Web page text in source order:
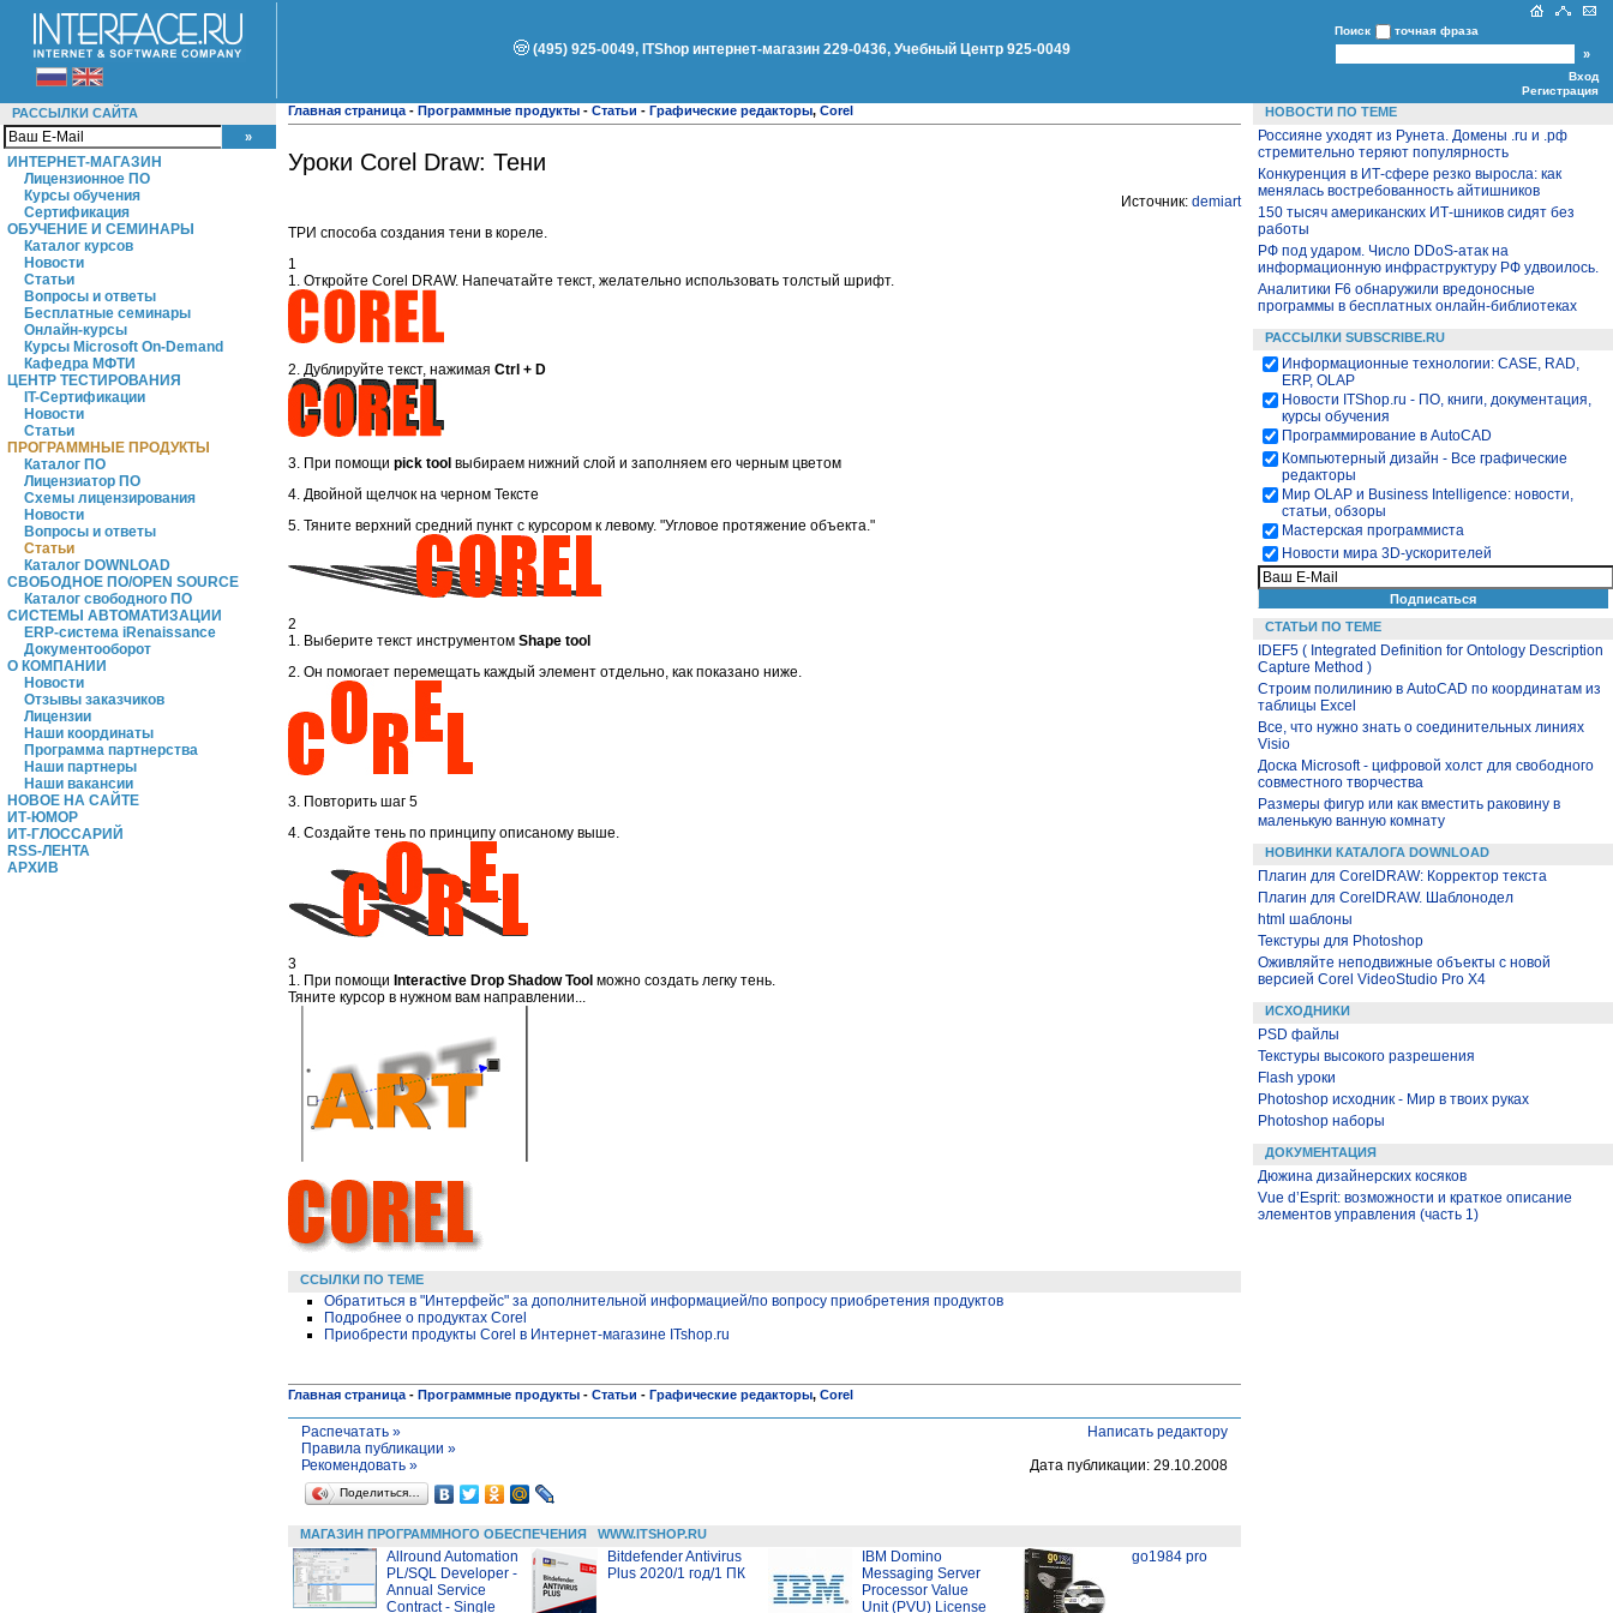
(495) 925-0049, ITShop интернет-магазин 229-0436, Учебный Центр 925-0049
Поиск точная фраза
Вход
Регистрация
РАССЫЛКИ САЙТА
ИНТЕРНЕТ-МАГАЗИН
Лицензионное ПО
Курсы обучения
Сертификация
ОБУЧЕНИЕ И СЕМИНАРЫ
Каталог курсов
Новости
Статьи
Вопросы и ответы
Бесплатные семинары
Онлайн-курсы
Курсы Microsoft On-Demand
Кафедра МФТИ
ЦЕНТР ТЕСТИРОВАНИЯ
IT-Сертификации
Новости
Статьи
ПРОГРАММНЫЕ ПРОДУКТЫ
Каталог ПО
Лицензиатор ПО
Схемы лицензирования
Новости
Вопросы и ответы
Статьи
Каталог DOWNLOAD
СВОБОДНОЕ ПО/OPEN SOURCE
Каталог свободного ПО
СИСТЕМЫ АВТОМАТИЗАЦИИ
ERP-система iRenaissance
Документооборот
О КОМПАНИИ
Новости
Отзывы заказчиков
Лицензии
Наши координаты
Программа партнерства
Наши партнеры
Наши вакансии
НОВОЕ НА САЙТЕ
ИТ-ЮМОР
ИТ-ГЛОССАРИЙ
RSS-ЛЕНТА
АРХИВ
Главная страница - Программные продукты - Статьи - Графические редакторы, Corel
Уроки Corel Draw: Тени
Источник: demiart
ТРИ способа создания тени в кореле.
1
1. Откройте Corel DRAW. Напечатайте текст, желательно использовать толстый шрифт.
2. Дублируйте текст, нажимая Ctrl + D
3. При помощи pick tool выбираем нижний слой и заполняем его черным цветом
4. Двойной щелчок на черном Тексте
5. Тяните верхний средний пункт с курсором к левому. "Угловое протяжение объекта."
2
1. Выберите текст инструментом Shape tool
2. Он помогает перемещать каждый элемент отдельно, как показано ниже.
3. Повторить шаг 5
4. Создайте тень по принципу описаному выше.
3
1. При помощи Interactive Drop Shadow Tool можно создать легку тень.
Тяните курсор в нужном вам направлении...
ССЫЛКИ ПО ТЕМЕ
Обратиться в "Интерфейс" за дополнительной информацией/по вопросу приобретения продуктов
Подробнее о продуктах Corel
Приобрести продукты Corel в Интернет-магазине ITshop.ru
Главная страница - Программные продукты - Статьи - Графические редакторы, Corel
Распечатать »
Правила публикации »
Написать редактору
Рекомендовать »
Дата публикации: 29.10.2008
Поделиться…
МАГАЗИН ПРОГРАММНОГО ОБЕСПЕЧЕНИЯ WWW.ITSHOP.RU
Allround Automation
PL/SQL Developer -
Annual Service
Contract - Single
Bitdefender Antivirus
Plus 2020/1 год/1 ПК
IBM Domino
Messaging Server
Processor Value
Unit (PVU) License
go1984 pro
НОВОСТИ ПО ТЕМЕ
Россияне уходят из Рунета. Домены .ru и .рф
стремительно теряют популярность
Конкуренция в ИТ-сфере резко выросла: как
менялась востребованность айтишников
150 тысяч американских ИТ-шников сидят без
работы
РФ под ударом. Число DDoS-атак на
информационную инфраструктуру РФ удвоилось.
Аналитики F6 обнаружили вредоносные
программы в бесплатных онлайн-библиотеках
РАССЫЛКИ SUBSCRIBE.RU
Информационные технологии: CASE, RAD,
ERP, OLAP
Новости ITShop.ru - ПО, книги, документация,
курсы обучения
Программирование в AutoCAD
Компьютерный дизайн - Все графические
редакторы
Мир OLAP и Business Intelligence: новости,
статьи, обзоры
Мастерская программиста
Новости мира 3D-ускорителей
СТАТЬИ ПО ТЕМЕ
IDEF5 ( Integrated Definition for Ontology Description
Capture Method )
Строим полилинию в AutoCAD по координатам из
таблицы Excel
Все, что нужно знать о соединительных линиях
Visio
Доска Microsoft - цифровой холст для свободного
совместного творчества
Размеры фигур или как вместить раковину в
маленькую ванную комнату
НОВИНКИ КАТАЛОГА DOWNLOAD
Плагин для CorelDRAW: Корректор текста
Плагин для CorelDRAW. Шаблонодел
html шаблоны
Текстуры для Photoshop
Оживляйте неподвижные объекты с новой
версией Corel VideoStudio Pro X4
ИСХОДНИКИ
PSD файлы
Текстуры высокого разрешения
Flash уроки
Photoshop исходник - Мир в твоих руках
Photoshop наборы
ДОКУМЕНТАЦИЯ
Дюжина дизайнерских косяков
Vue d’Esprit: возможности и краткое описание
элементов управления (часть 1)